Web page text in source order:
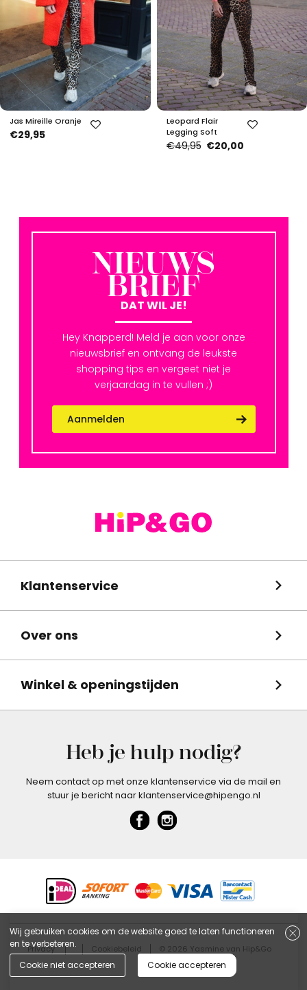
Jas Mireille Oranje
€29,95
Leopard Flair
Legging Soft
€49,95 €20,00
NIEUWS
BRIEF
DAT WIL JE!
Hey Knapperd! Meld je aan voor onze
nieuwsbrief en ontvang de leukste
shopping tips en vergeet niet je
verjaardag in te vullen ;)
Aanmelden
Klantenservice
Over ons
Winkel & openingstijden
Heb je hulp nodig?
Neem contact op met onze klantenservice via de mail en
stuur je bericht naar klantenservice@hipengo.nl
Privacy Cookiebeleid © 2026 Yasmine van Hip&Go
Wij gebruiken cookies om de website goed te laten functioneren
en te verbeteren.